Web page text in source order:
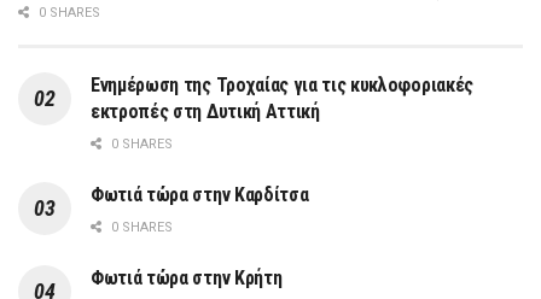
0 SHARES
Ενημέρωση της Τροχαίας για τις κυκλοφοριακές
εκτροπές στη Δυτική Αττική
0 SHARES
Φωτιά τώρα στην Καρδίτσα
0 SHARES
Φωτιά τώρα στην Κρήτη